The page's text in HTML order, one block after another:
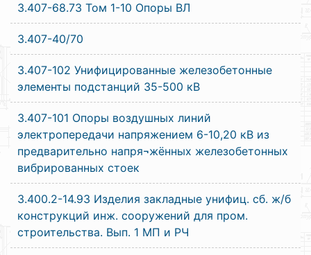
3.407-68.73 Том 1-10 Опоры ВЛ
3.407-40/70
3.407-102 Унифицированные железобетонные
элементы подстанций 35-500 кВ
3.407-101 Опоры воздушных линий
электропередачи напряжением 6-10,20 кВ из
предварительно напря¬жённых железобетонных
вибрированных стоек
3.400.2-14.93 Изделия закладные унифиц. сб. ж/б
конструкций инж. сооружений для пром.
строительства. Вып. 1 МП и РЧ